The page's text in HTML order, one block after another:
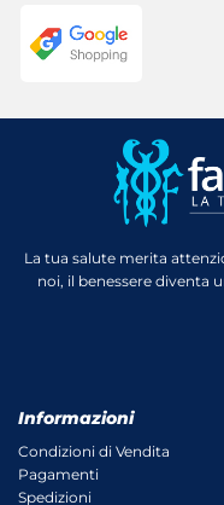
La tua salute merita
noi, il benessere diventa
Informazioni
Condizioni di Vendita
Pagamenti
Spedizioni